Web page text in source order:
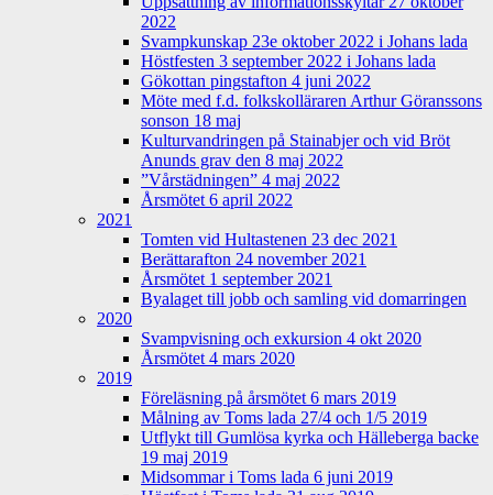
2022
Svampkunskap 23e oktober 2022 i Johans lada
Höstfesten 3 september 2022 i Johans lada
Gökottan pingstafton 4 juni 2022
Möte med f.d. folkskolläraren Arthur Göranssons
sonson 18 maj
Kulturvandringen på Stainabjer och vid Bröt
Anunds grav den 8 maj 2022
”Vårstädningen” 4 maj 2022
Årsmötet 6 april 2022
2021
Tomten vid Hultastenen 23 dec 2021
Berättarafton 24 november 2021
Årsmötet 1 september 2021
Byalaget till jobb och samling vid domarringen
2020
Svampvisning och exkursion 4 okt 2020
Årsmötet 4 mars 2020
2019
Föreläsning på årsmötet 6 mars 2019
Målning av Toms lada 27/4 och 1/5 2019
Utflykt till Gumlösa kyrka och Hälleberga backe
19 maj 2019
Midsommar i Toms lada 6 juni 2019